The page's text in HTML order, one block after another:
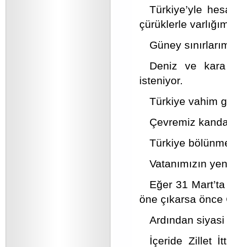
Türkiye’yle
çürüklerle
Güney
Deniz ve kara
isteniyor.
Türkiye vahim
Çevremiz
Türkiye
Vatanımızın
Eğer 31
öne çıkarsa önce
Ardından siyasi
İçeride Zillet